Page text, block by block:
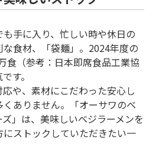
手に入り、忙しい時や休日の
食材、「袋麺」。2024年度の
食（参考：日本即席食品工業協
す。
や、素材にこだわった安心し
ありません。「オーサワのベ
」は、美味しいベジラーメンを
ストックしていただきたい一